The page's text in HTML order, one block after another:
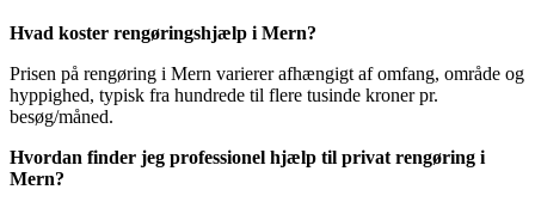
Hvad koster rengøringshjælp i Mern?
Prisen på rengøring i Mern varierer afhængigt af omfang, område og
hyppighed, typisk fra hundrede til flere tusinde kroner pr.
besøg/måned.
Hvordan finder jeg professionel hjælp til privat rengøring i
Mern?